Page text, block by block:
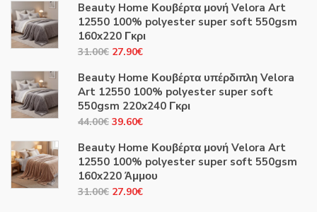
Beauty Home Κουβέρτα μονή Velora Art
12550 100% polyester super soft 550gsm
160x220 Γκρι
31.00€ Original
was:
31.00€.
27.90€Η
τιμή
είναι:
27.90€.
Beauty Home Κουβέρτα υπέρδιπλη Velora
Art 12550 100% polyester super soft
550gsm 220x240 Γκρι
44.00€ Original
was:
44.00€.
39.60€Η
τιμή
είναι:
39.60€.
Beauty Home Κουβέρτα μονή Velora Art
12550 100% polyester super soft 550gsm
160x220 Άμμου
31.00€ Original
27.90€Η